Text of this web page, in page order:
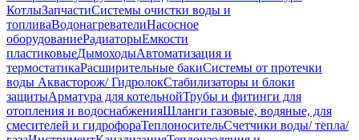
КотлыЗапчастиСистемы очистки воды и
топливаВодонагревателиНасосное
оборудованиеРадиаторыЕмкости
пластиковыеДымоходыАвтоматизация и
термостатикаРасширительные бакиСистемы от протечки
воды Аквасторож/ ГидролокСтабилизаторы и блоки
защитыАрматура для котельнойТрубы и фитинги для
отопления и водоснабженияШланги газовые, водяные, для
смесителей и гидрофораТеплоносительСчетчики воды/ тепла/